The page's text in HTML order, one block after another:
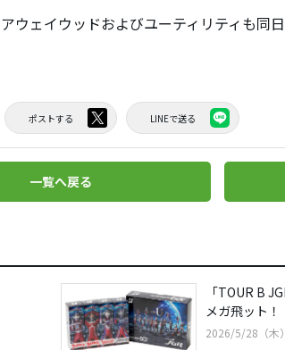
ウェイウッドおよびユーティリティも同
ポストする LINEで送る
一覧へ戻る
「TOUR B
メガ飛ット！
2026/5/28（木